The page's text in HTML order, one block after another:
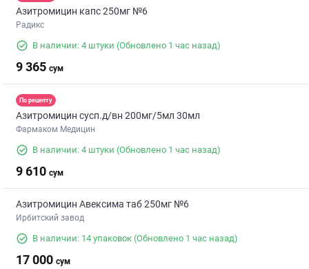
Азитромицин капс 250мг №6
Радикс
В наличии: 4 штуки (Обновлено 1 час назад)
9 365 сум
По рецепту
Азитромицин сусп.д/вн 200мг/5мл 30мл
Фармаком Медицин
В наличии: 4 штуки (Обновлено 1 час назад)
9 610 сум
Азитромицин Авексима таб 250мг №6
Ирбитский завод
В наличии: 14 упаковок (Обновлено 1 час назад)
17 000 сум